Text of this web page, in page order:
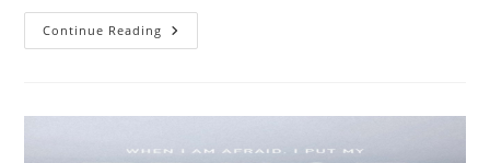
Continue Reading 2022
년
회
과